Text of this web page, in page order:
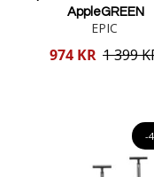
AppleGREEN
EPIC
Reducerat
974 KR 1 399
-